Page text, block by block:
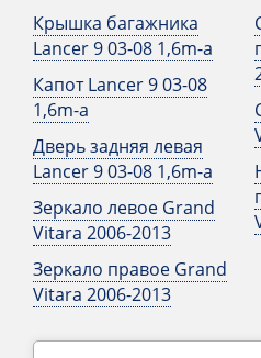
Крышка багажника
Lancer 9 03-08 1,6m-a
Капот Lancer 9 03-08
1,6m-a
Дверь задняя левая
Lancer 9 03-08 1,6m-a
Зеркало левое Grand
Vitara 2006-2013
Зеркало правое Grand
Vitara 2006-2013